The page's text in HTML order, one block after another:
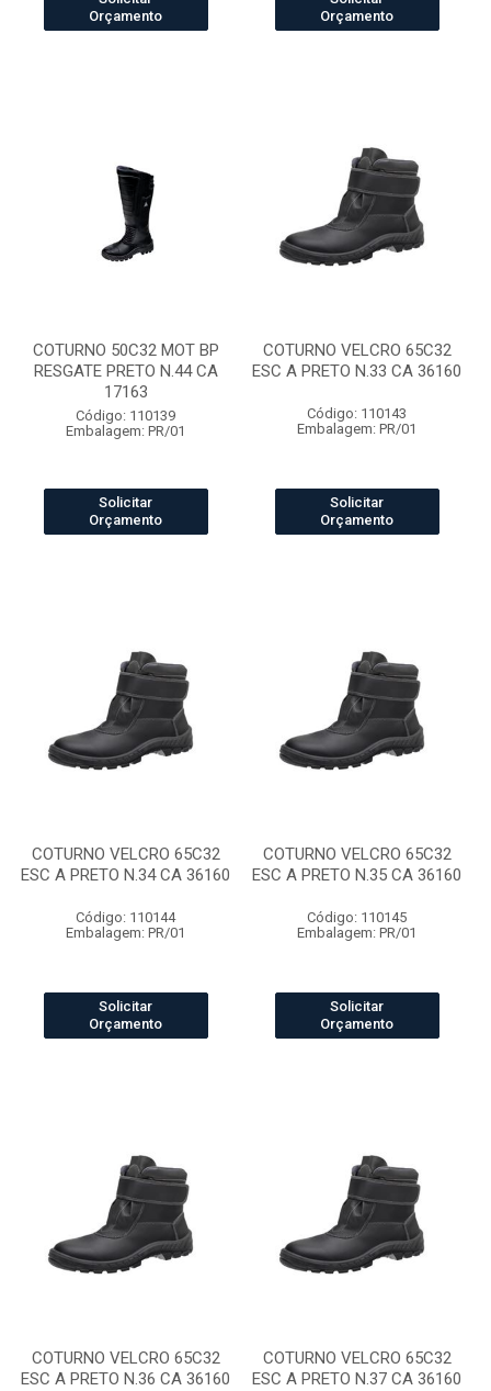
Orçamento
Orçamento
COTURNO 50C32 MOT BP
RESGATE PRETO N.44 CA
17163
Código: 110139
Embalagem: PR/01
Solicitar
Orçamento
COTURNO VELCRO 65C32
ESC A PRETO N.33 CA 36160
Código: 110143
Embalagem: PR/01
Solicitar
Orçamento
COTURNO VELCRO 65C32
ESC A PRETO N.34 CA 36160
Código: 110144
Embalagem: PR/01
Solicitar
Orçamento
COTURNO VELCRO 65C32
ESC A PRETO N.35 CA 36160
Código: 110145
Embalagem: PR/01
Solicitar
Orçamento
COTURNO VELCRO 65C32
ESC A PRETO N.36 CA 36160
COTURNO VELCRO 65C32
ESC A PRETO N.37 CA 36160